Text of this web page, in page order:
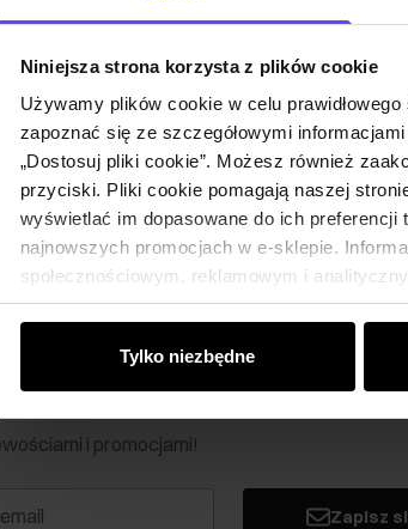
Niniejsza strona korzysta z plików cookie
Używamy plików cookie w celu
zapoznać się ze szczegółowymi
„Dostosuj pliki cookie”. Możesz również
przyciski. Pliki cookie pomagają naszej
wyświetlać im dopasowane do ich
najnowszych promocjach w e-sklepie.
społecznościowym, reklamowym i
od Ciebie lub uzyskanymi podczas
Tylko niezbędne
i promocjami!
Zapisz